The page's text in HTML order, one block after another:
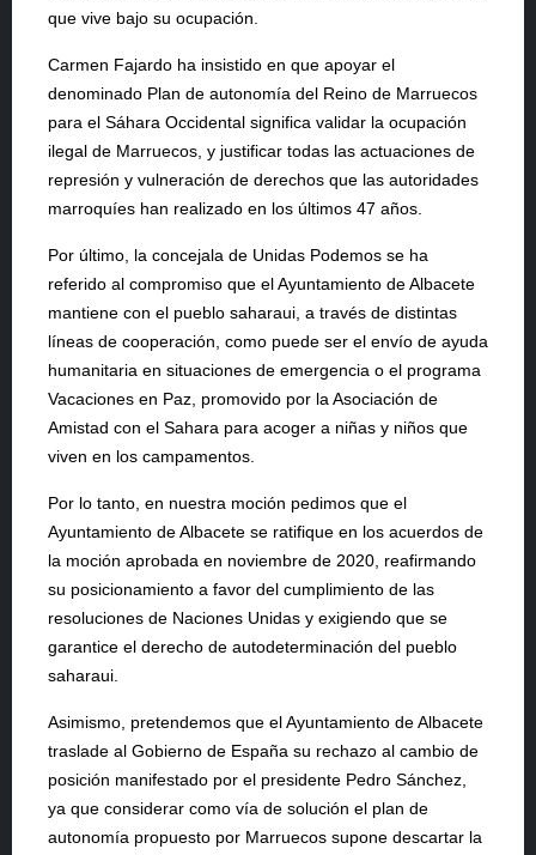
que vive bajo su ocupación.
Carmen Fajardo ha insistido en que apoyar el
denominado Plan de autonomía del Reino de Marruecos
para el Sáhara Occidental significa validar la ocupación
ilegal de Marruecos, y justificar todas las actuaciones de
represión y vulneración de derechos que las autoridades
marroquíes han realizado en los últimos 47 años.
Por último, la concejala de Unidas Podemos se ha
referido al compromiso que el Ayuntamiento de Albacete
mantiene con el pueblo saharaui, a través de distintas
líneas de cooperación, como puede ser el envío de ayuda
humanitaria en situaciones de emergencia o el programa
Vacaciones en Paz, promovido por la Asociación de
Amistad con el Sahara para acoger a niñas y niños que
viven en los campamentos.
Por lo tanto, en nuestra moción pedimos que el
Ayuntamiento de Albacete se ratifique en los acuerdos de
la moción aprobada en noviembre de 2020, reafirmando
su posicionamiento a favor del cumplimiento de las
resoluciones de Naciones Unidas y exigiendo que se
garantice el derecho de autodeterminación del pueblo
saharaui.
Asimismo, pretendemos que el Ayuntamiento de Albacete
traslade al Gobierno de España su rechazo al cambio de
posición manifestado por el presidente Pedro Sánchez,
ya que considerar como vía de solución el plan de
autonomía propuesto por Marruecos supone descartar la